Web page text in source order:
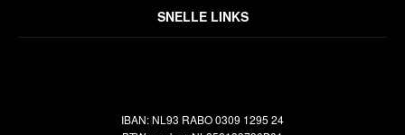
SNELLE LINKS
Inspiratie
Verzendbeleid
IBAN: NL93 RABO 0309 1295 24